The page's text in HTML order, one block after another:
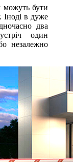
можуть бути
Іноді в дуже
два
один
незалежно